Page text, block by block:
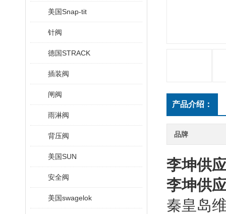
美国Snap-tit
针阀
德国STRACK
插装阀
闸阀
雨淋阀
背压阀
美国SUN
安全阀
美国swagelok
产品介绍：
品牌
李坤供
李坤供
秦皇岛